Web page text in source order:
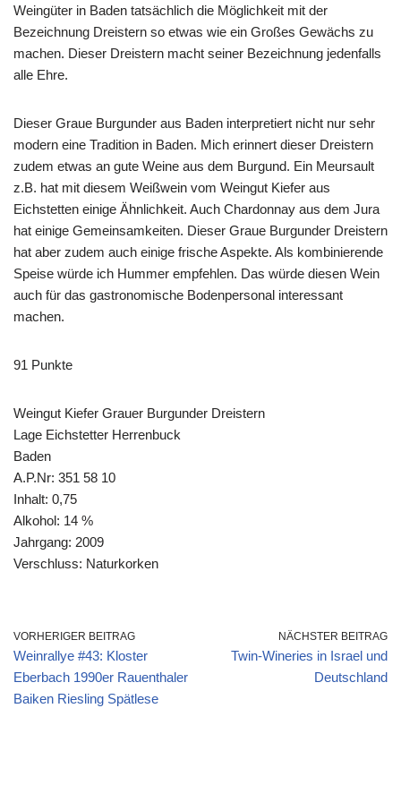
Weingüter in Baden tatsächlich die Möglichkeit mit der
Bezeichnung Dreistern so etwas wie ein Großes Gewächs zu
machen. Dieser Dreistern macht seiner Bezeichnung jedenfalls
alle Ehre.
Dieser Graue Burgunder aus Baden interpretiert nicht nur sehr
modern eine Tradition in Baden. Mich erinnert dieser Dreistern
zudem etwas an gute Weine aus dem Burgund. Ein Meursault
z.B. hat mit diesem Weißwein vom Weingut Kiefer aus
Eichstetten einige Ähnlichkeit. Auch Chardonnay aus dem Jura
hat einige Gemeinsamkeiten. Dieser Graue Burgunder Dreistern
hat aber zudem auch einige frische Aspekte. Als kombinierende
Speise würde ich Hummer empfehlen. Das würde diesen Wein
auch für das gastronomische Bodenpersonal interessant
machen.
91 Punkte
Weingut Kiefer Grauer Burgunder Dreistern
Lage Eichstetter Herrenbuck
Baden
A.P.Nr: 351 58 10
Inhalt: 0,75
Alkohol: 14 %
Jahrgang: 2009
Verschluss: Naturkorken
VORHERIGER BEITRAG
Weinrallye #43: Kloster
Eberbach 1990er Rauenthaler
Baiken Riesling Spätlese
NÄCHSTER BEITRAG
Twin-Wineries in Israel und
Deutschland